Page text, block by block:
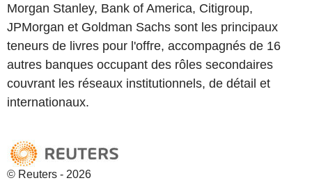
Morgan Stanley, Bank of America, Citigroup,
JPMorgan et Goldman Sachs sont les principaux
teneurs de livres pour l'offre, accompagnés de 16
autres banques occupant des rôles secondaires
couvrant les réseaux institutionnels, de détail et
internationaux.
© Reuters - 2026